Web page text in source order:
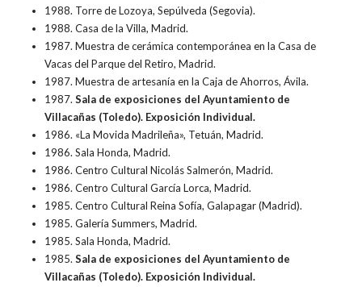
1988. Torre de Lozoya, Sepúlveda (Segovia).
1988. Casa de la Villa, Madrid.
1987. Muestra de cerámica contemporánea en la Casa de
Vacas del Parque del Retiro, Madrid.
1987. Muestra de artesanía en la Caja de Ahorros, Ávila.
1987. Sala de exposiciones del Ayuntamiento de
Villacañas (Toledo). Exposición Individual.
1986. «La Movida Madrileña», Tetuán, Madrid.
1986. Sala Honda, Madrid.
1986. Centro Cultural Nicolás Salmerón, Madrid.
1986. Centro Cultural García Lorca, Madrid.
1985. Centro Cultural Reina Sofía, Galapagar (Madrid).
1985. Galería Summers, Madrid.
1985. Sala Honda, Madrid.
1985. Sala de exposiciones del Ayuntamiento de
Villacañas (Toledo). Exposición Individual.